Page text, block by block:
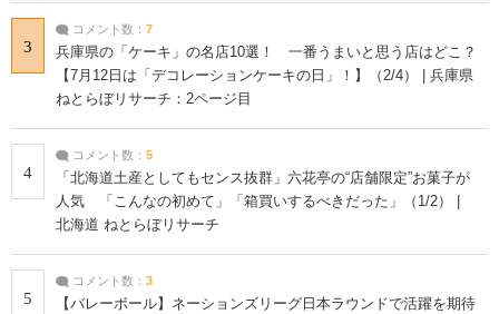
3
コメント数： 7
兵庫県の「ケーキ」の名店10選！ 一番うまいと思う店はどこ？
【7月12日は「デコレーションケーキの日」！】（2/4） | 兵庫県
ねとらぼリサーチ：2ページ目
4
コメント数： 5
「北海道土産としてもセンス抜群」六花亭の“店舗限定”お菓子が
人気 「こんなの初めて」「箱買いするべきだった」（1/2） |
北海道 ねとらぼリサーチ
5
コメント数： 3
【バレーボール】ネーションズリーグ日本ラウンドで活躍を期待